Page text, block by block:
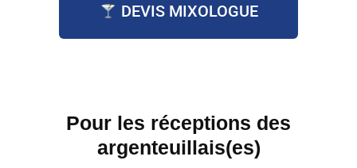
DEVIS MIXOLOGUE
Pour les réceptions des
argenteuillais(es)